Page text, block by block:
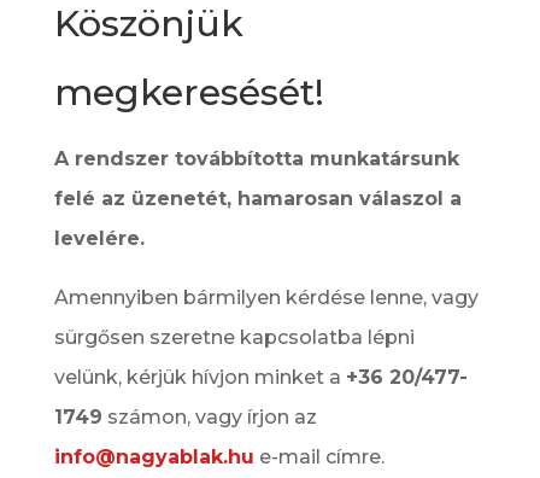
Köszönjük
megkeresését!
A rendszer továbbította munkatársunk
felé az üzenetét, hamarosan válaszol a
levelére.
Amennyiben bármilyen kérdése lenne, vagy
sürgősen szeretne kapcsolatba lépni
velünk, kérjük hívjon minket a +36 20/477-
1749 számon, vagy írjon az
info@nagyablak.hu e-mail címre.